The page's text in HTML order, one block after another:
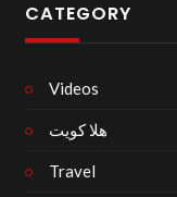
CATEGORY
Videos
هلا كويت
Travel